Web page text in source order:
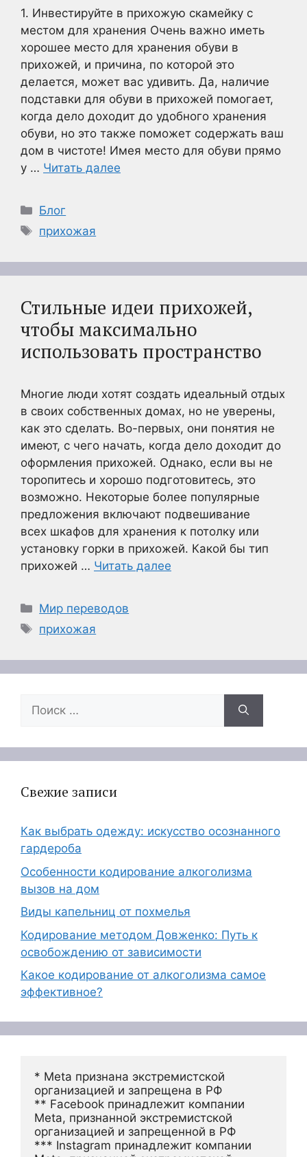
1. Инвестируйте в прихожую скамейку с
местом для хранения Очень важно иметь
хорошее место для хранения обуви в
прихожей, и причина, по которой это
делается, может вас удивить. Да, наличие
подставки для обуви в прихожей помогает,
когда дело доходит до удобного хранения
обуви, но это также поможет содержать ваш
дом в чистоте! Имея место для обуви прямо
у … Читать далее
Рубрики
Блог
Метки
прихожая
Стильные идеи прихожей,
чтобы максимально
использовать пространство
Многие люди хотят создать идеальный отдых
в своих собственных домах, но не уверены,
как это сделать. Во-первых, они понятия не
имеют, с чего начать, когда дело доходит до
оформления прихожей. Однако, если вы не
торопитесь и хорошо подготовитесь, это
возможно. Некоторые более популярные
предложения включают подвешивание
всех шкафов для хранения к потолку или
установку горки в прихожей. Какой бы тип
прихожей … Читать далее
Рубрики
Мир переводов
Метки
прихожая
Поиск:
Свежие записи
Как выбрать одежду: искусство осознанного
гардероба
Особенности кодирование алкоголизма
вызов на дом
Виды капельниц от похмелья
Кодирование методом Довженко: Путь к
освобождению от зависимости
Какое кодирование от алкоголизма самое
эффективное?
* Meta признана экстремистской
организацией и запрещена в РФ
** Facebook принадлежит компании
Meta, признанной экстремистской
организацией и запрещенной в РФ
*** Instagram принадлежит компании